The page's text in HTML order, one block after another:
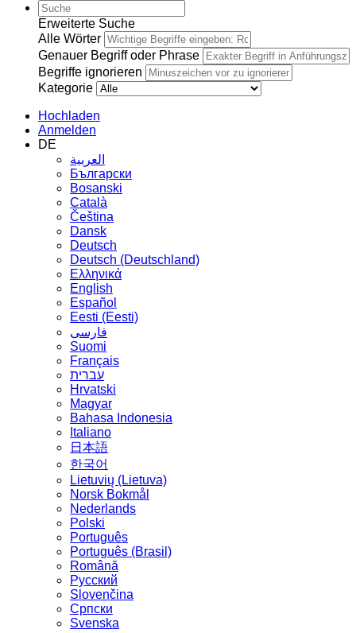
Erweiterte Suche
Alle Wörter
Genauer Begriff oder Phrase
Begriffe ignorieren
Kategorie
Hochladen
Anmelden
DE
العربية
Български
Bosanski
Сatalà
Čeština
Dansk
Deutsch
Deutsch (Deutschland)
Ελληνικά
English
Español
Eesti (Eesti)
فارسی
Suomi
Français
עברית
Hrvatski
Magyar
Bahasa Indonesia
Italiano
日本語
한국어
Lietuvių (Lietuva)
‪Norsk Bokmål‬
Nederlands
Polski
Português
Português (Brasil)
Română
Русский
Slovenčina
Српски
Svenska